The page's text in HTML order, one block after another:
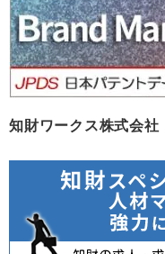
知財ワークス株式会社